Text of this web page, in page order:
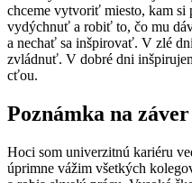
chceme vytvoriť miesto, kam
vydýchnuť a robiť to, čo mu
a nechať sa inšpirovať. V zlé
zvládnuť. V dobré dni
cťou.
Poznámka na záver
Hoci som univerzitnú kariéru
úprimne vážim všetkých